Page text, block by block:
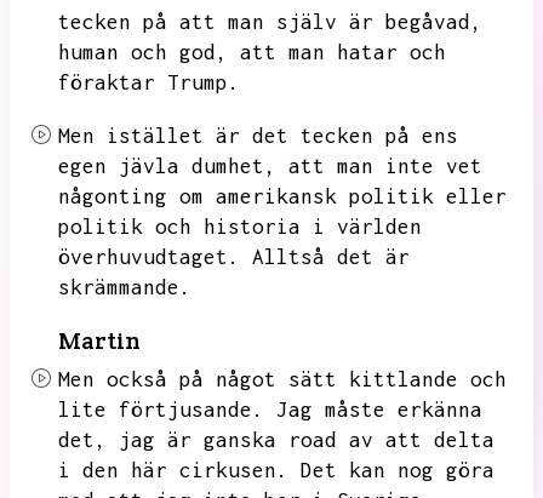
tecken på att man själv är begåvad,
human och god,
att man hatar och
föraktar Trump.
Men istället är det tecken på ens
egen jävla dumhet,
att man inte vet
någonting om amerikansk politik eller
politik och historia i världen
överhuvudtaget.
Alltså det är
skrämmande.
Martin
Men också på något sätt kittlande och
lite förtjusande.
Jag måste erkänna
det,
jag är ganska road av att delta
i den här cirkusen.
Det kan nog göra